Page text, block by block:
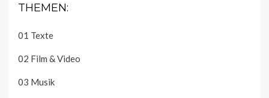
THEMEN:
01 Texte
02 Film & Video
03 Musik